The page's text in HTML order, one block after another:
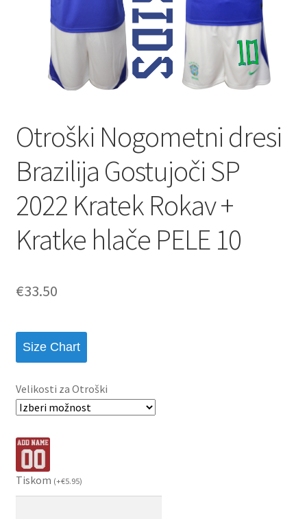
Otroški Nogometni dresi
Brazilija Gostujoči SP
2022 Kratek Rokav +
Kratke hlače PELE 10
€33.50
Size Chart
Velikosti za Otroški
Tiskom (+€5.95)